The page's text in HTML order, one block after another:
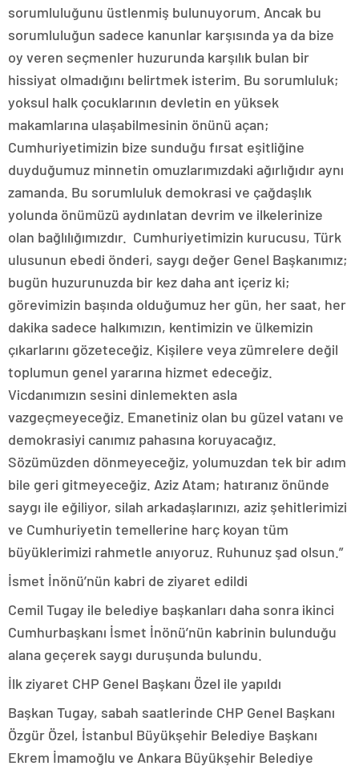
sorumluluğunu üstlenmiş bulunuyorum. Ancak bu
sorumluluğun sadece kanunlar karşısında ya da bize
oy veren seçmenler huzurunda karşılık bulan bir
hissiyat olmadığını belirtmek isterim. Bu sorumluluk;
yoksul halk çocuklarının devletin en yüksek
makamlarına ulaşabilmesinin önünü açan;
Cumhuriyetimizin bize sunduğu fırsat eşitliğine
duyduğumuz minnetin omuzlarımızdaki ağırlığıdır aynı
zamanda. Bu sorumluluk demokrasi ve çağdaşlık
yolunda önümüzü aydınlatan devrim ve ilkelerinize
olan bağlılığımızdır. Cumhuriyetimizin kurucusu, Türk
ulusunun ebedi önderi, saygı değer Genel Başkanımız;
bugün huzurunuzda bir kez daha ant içeriz ki;
görevimizin başında olduğumuz her gün, her saat, her
dakika sadece halkımızın, kentimizin ve ülkemizin
çıkarlarını gözeteceğiz. Kişilere veya zümrelere değil
toplumun genel yararına hizmet edeceğiz.
Vicdanımızın sesini dinlemekten asla
vazgeçmeyeceğiz. Emanetiniz olan bu güzel vatanı ve
demokrasiyi canımız pahasına koruyacağız.
Sözümüzden dönmeyeceğiz, yolumuzdan tek bir adım
bile geri gitmeyeceğiz. Aziz Atam; hatıranız önünde
saygı ile eğiliyor, silah arkadaşlarınızı, aziz şehitlerimizi
ve Cumhuriyetin temellerine harç koyan tüm
büyüklerimizi rahmetle anıyoruz. Ruhunuz şad olsun.”
İsmet İnönü’nün kabri de ziyaret edildi
Cemil Tugay ile belediye başkanları daha sonra ikinci
Cumhurbaşkanı İsmet İnönü’nün kabrinin bulunduğu
alana geçerek saygı duruşunda bulundu.
İlk ziyaret CHP Genel Başkanı Özel ile yapıldı
Başkan Tugay, sabah saatlerinde CHP Genel Başkanı
Özgür Özel, İstanbul Büyükşehir Belediye Başkanı
Ekrem İmamoğlu ve Ankara Büyükşehir Belediye